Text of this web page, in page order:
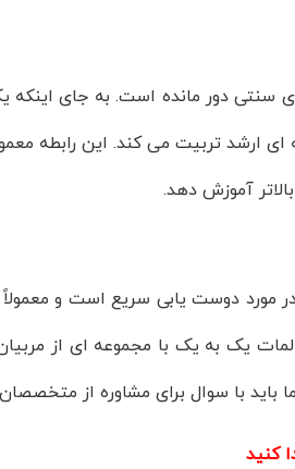
سنتی دور مانده است. به جای
ای ارشد تربیت می کند. این رابطه
آموزش دهد.
مورد دوست یابی سریع است و
یک به یک با مجموعه ای از
باید با سوال برای مشاوره از
کنید